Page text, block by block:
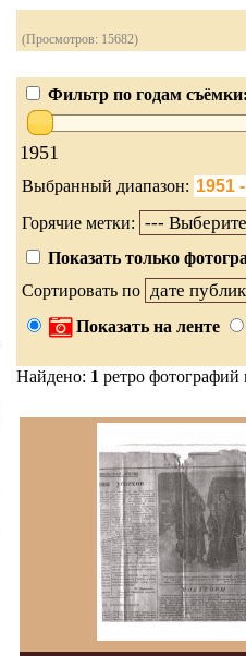
(Просмотров: 15682)
Фильтр по годам
1951
Выбранный диапазон:
Горячие метки:
Показать только
Сортировать по
Показать на ленте
Найдено: 1 ретро